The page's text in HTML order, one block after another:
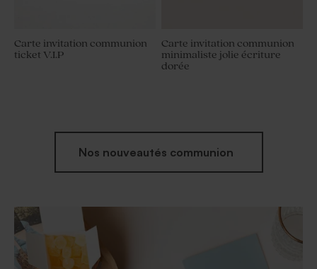
Carte invitation communion
ticket V.I.P
Carte invitation communion
minimaliste jolie écriture
dorée
Nos nouveautés communion